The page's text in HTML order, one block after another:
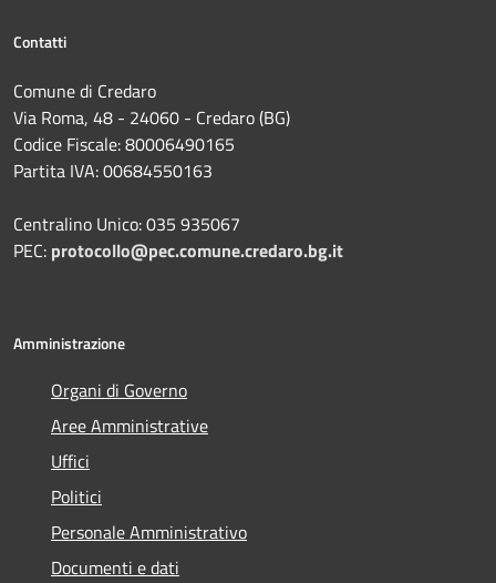
Contatti
Comune di Credaro
Via Roma, 48 - 24060 - Credaro (BG)
Codice Fiscale: 80006490165
Partita IVA: 00684550163
Centralino Unico: 035 935067
PEC: protocollo@pec.comune.credaro.bg.it
Amministrazione
Organi di Governo
Aree Amministrative
Uffici
Politici
Personale Amministrativo
Documenti e dati